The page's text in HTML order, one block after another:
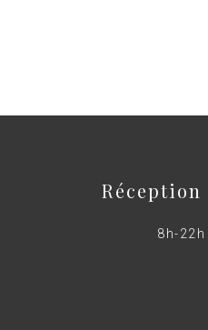
Réception
8h-22h